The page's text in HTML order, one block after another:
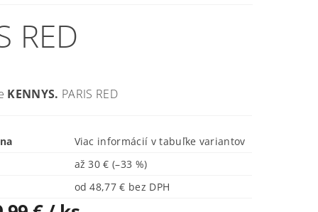
RED
KENNYS. PARIS RED
Viac informácií v tabuľke variantov
až30 €(–33 %)
od 48,77 € bez DPH